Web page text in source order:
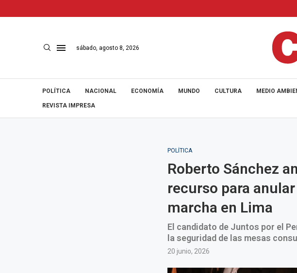
sábado, agosto 8, 2026
POLÍTICA NACIONAL ECONOMÍA MUNDO CULTURA MEDIO
REVISTA IMPRESA
POLÍTICA
Roberto Sánchez
recurso para
marcha en Lima
El candidato de Juntos por el
la seguridad de las mesas
20 junio, 2026